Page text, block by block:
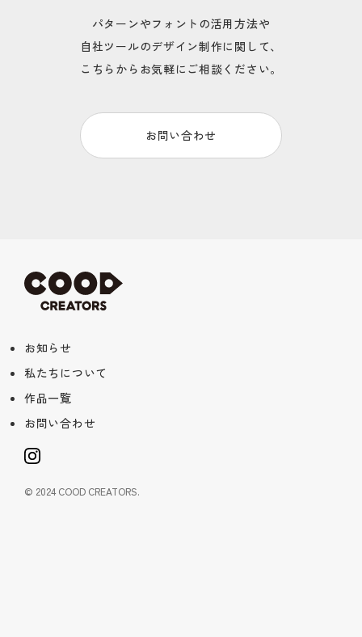
パターンやフォントの活用方法や
自社ツールのデザイン制作に関して、
こちらからお気軽にご相談ください。
お問い合わせ
お知らせ
私たちについて
作品一覧
お問い合わせ
© 2024 COOD CREATORS.